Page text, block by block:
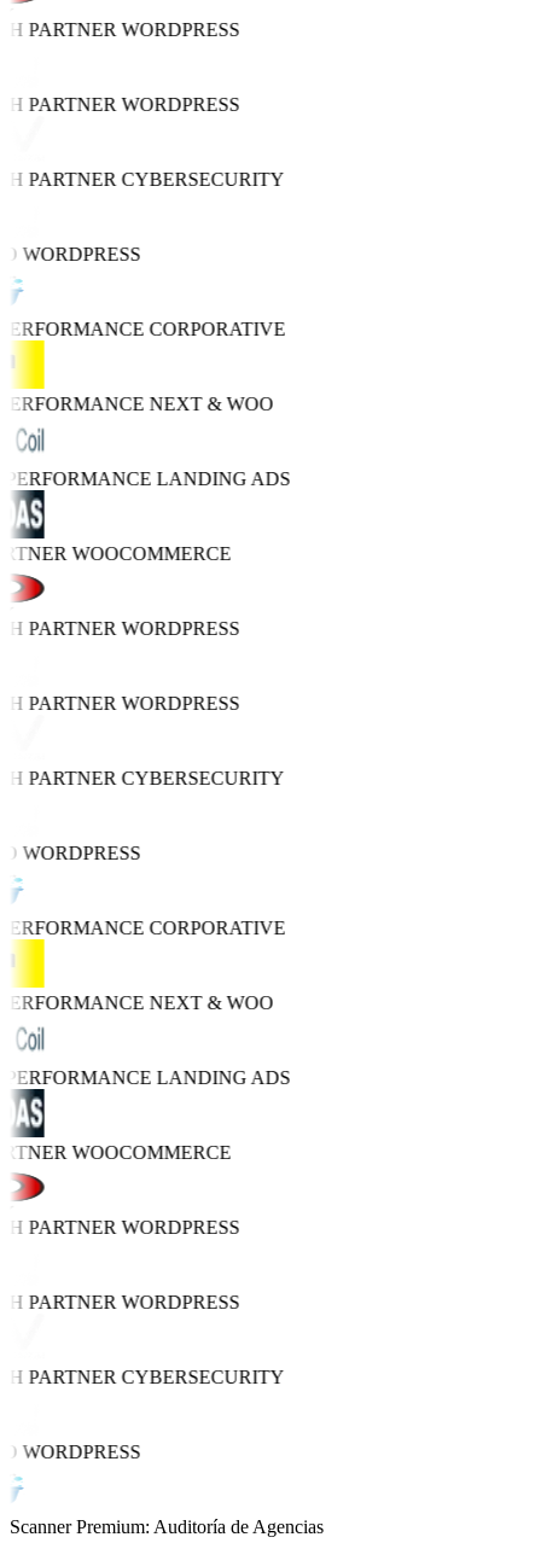
PARTNERWORDPRESS
PARTNERWORDPRESS
PARTNERCYBERSECURITY
WORDPRESS
CORPORATIVE
NEXT & WOO
LANDING ADS
WOOCOMMERCE
PARTNERWORDPRESS
PARTNERWORDPRESS
PARTNERCYBERSECURITY
WORDPRESS
CORPORATIVE
NEXT & WOO
LANDING ADS
WOOCOMMERCE
PARTNERWORDPRESS
PARTNERWORDPRESS
PARTNERCYBERSECURITY
WORDPRESS
Scanner Premium: Auditoría de Agencias